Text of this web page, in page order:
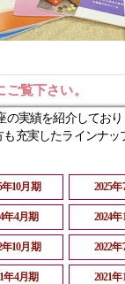
覧下さい。
の実績を紹介してお
充実したラインナッ
年10月期 2025
年4月期 2024
年10月期 2022
年4月期 2021